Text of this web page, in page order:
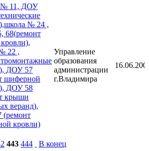
11, ДОУ
№ 24 ,
68(ремонт
22 ,
ДОУ 57
шиферной
ДОУ 58
крыши
веранд),
кровли)
Управление
образования
администрации
г.Владимира
443 444 В конец